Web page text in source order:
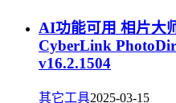
AI功能可用 相片大
CyberLink
v16.2.1504
其它工具2025-03-15